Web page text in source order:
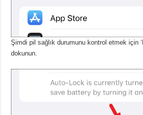
Şimdi pil sağlık durumunu kontrol etmek için
dokunun.